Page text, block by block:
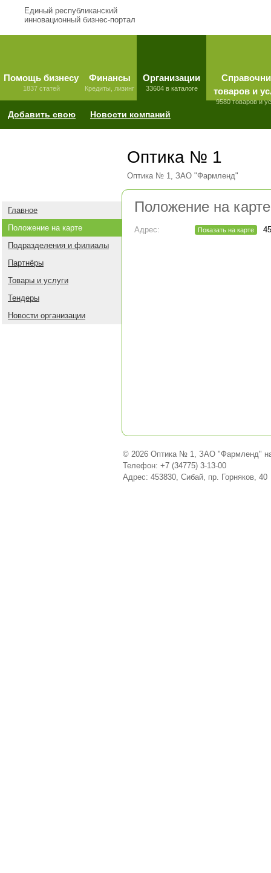
Единый республиканский
инновационный бизнес-портал
Помощь бизнесу
1837 статей
Финансы
Кредиты, лизинг
Организации
33604 в каталоге
товаров и
9580 товаров и
Добавить свою Новости компаний
Оптика № 1
Оптика № 1, ЗАО "Фармленд"
Главное
Положение на карте
Подразделения и филиалы
Партнёры
Товары и услуги
Тендеры
Новости организации
Положение на
Адрес: Показать на карте
© 2026 Оптика № 1, ЗАО "Фармленд" на
Телефон: +7 (34775) 3-13-00
Адрес: 453830, Сибай, пр. Горняков, 40